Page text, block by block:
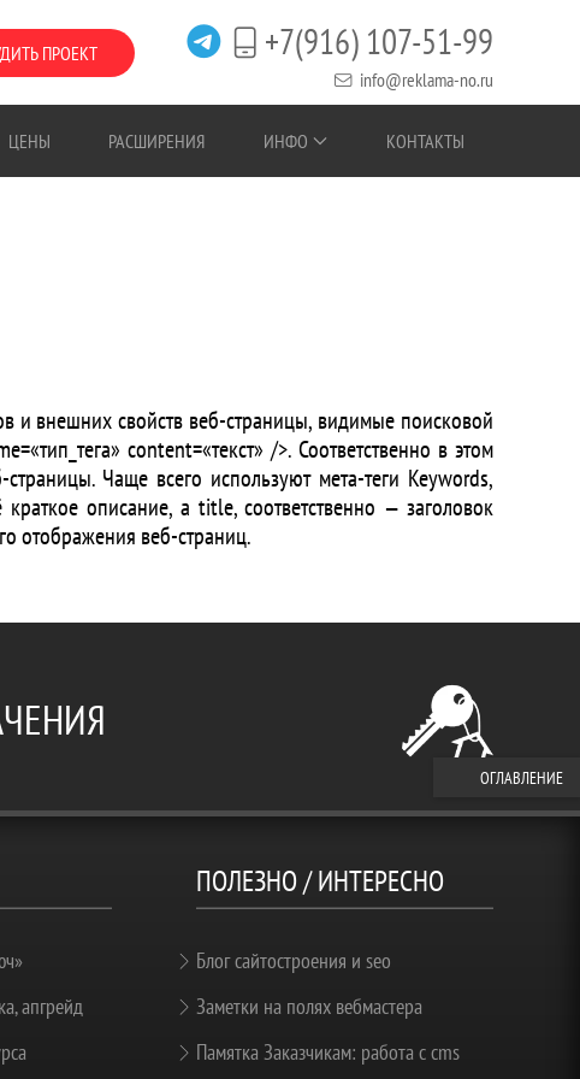
ПРОЕКТ +7(916) 107-51-99
info@reklama-no.ru
ЦЕНЫ РАСШИРЕНИЯ ИНФО КОНТАКТЫ
и внешних свойств веб-страницы, видимые поисковой
content=«текст» />. Соответственно в этом
страницы. Чаще всего используют мета-теги Keywords,
описание, а title, соответственно — заголовок
отображения веб-страниц.
апгрейд
ПОЛЕЗНО / ИНТЕРЕСНО
Блог сайтостроения и seo
Заметки на полях вебмастера
Памятка Заказчикам: работа с cms
ОГЛАВЛЕНИЕ